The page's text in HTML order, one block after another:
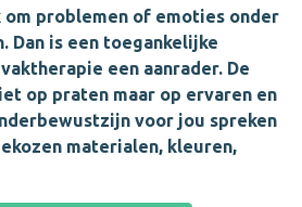
om problemen of emoties onder
Dan is een toegankelijke
een aanrader. De
op praten maar op ervaren en
voor jou spreken
materialen, kleuren,